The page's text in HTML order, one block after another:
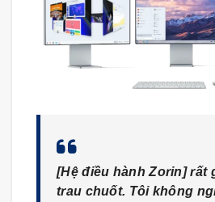
[Hệ điều hành Zorin] rất
trau chuốt. Tôi không